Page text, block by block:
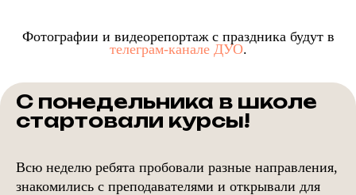
Фотографии и видеорепортаж с праздника будут в
телеграм-канале ДУО.
С понедельника в школе
стартовали курсы!
Всю неделю ребята пробовали разные направления,
знакомились с преподавателями и открывали для